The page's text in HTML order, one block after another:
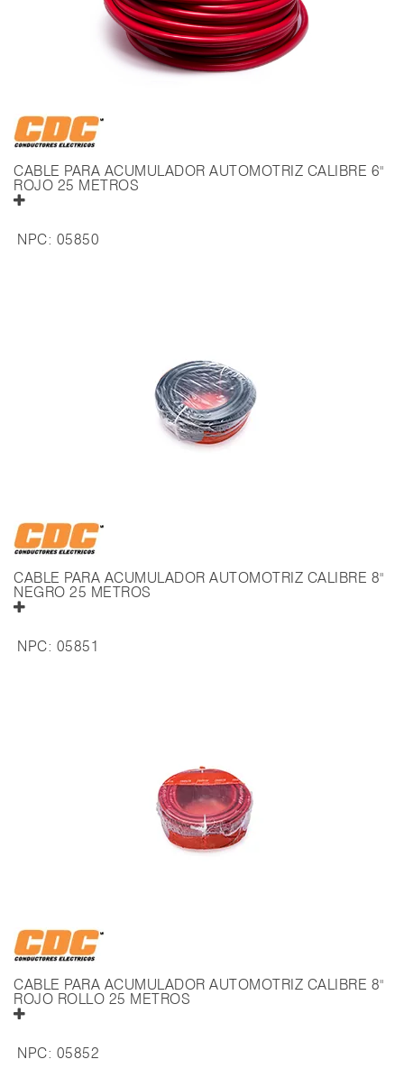
CABLE PARA ACUMULADOR AUTOMOTRIZ CALIBRE 6"
ROJO 25 METROS
NPC: 05850
CABLE PARA ACUMULADOR AUTOMOTRIZ CALIBRE 8"
NEGRO 25 METROS
NPC: 05851
CABLE PARA ACUMULADOR AUTOMOTRIZ CALIBRE 8"
ROJO ROLLO 25 METROS
NPC: 05852